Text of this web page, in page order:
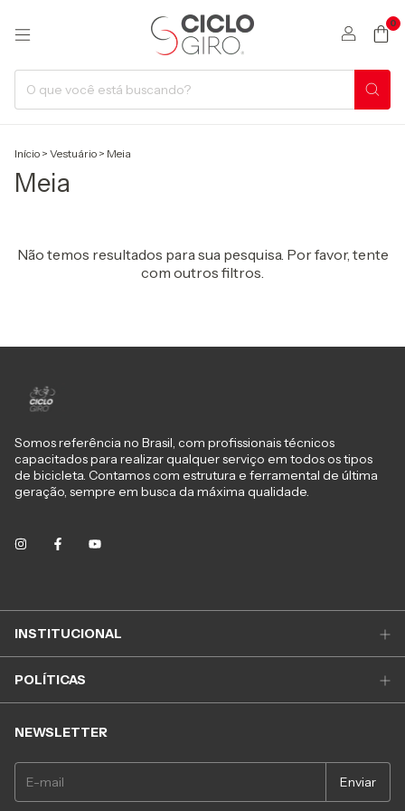
0
Início > Vestuário > Meia
Meia
Não temos resultados para sua pesquisa. Por favor, tente
com outros filtros.
Somos referência no Brasil, com profissionais técnicos
capacitados para realizar qualquer serviço em todos os tipos
de bicicleta. Contamos com estrutura e ferramental de última
geração, sempre em busca da máxima qualidade.
INSTITUCIONAL
POLÍTICAS
NEWSLETTER